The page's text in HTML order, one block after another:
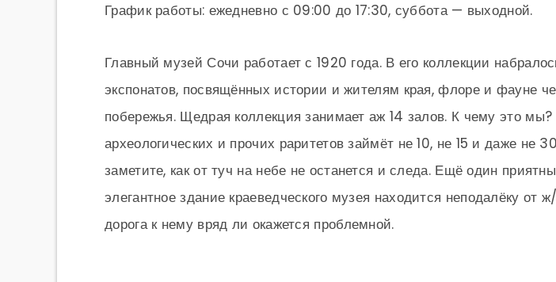
График работы: ежедневно с 09:00 до 17:30, суббота — выходной.
Главный музей Сочи работает с 1920 года. В его коллекции
экспонатов, посвящённых истории и жителям края, флоре и фауне
побережья. Щедрая коллекция занимает аж 14 залов. К чему это
археологических и прочих раритетов займёт не 10, не 15 и даже не
заметите, как от туч на небе не останется и следа. Ещё один
элегантное здание краеведческого музея находится неподалёку от
дорога к нему вряд ли окажется проблемной.